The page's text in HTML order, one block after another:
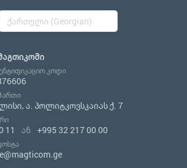
კოდი
ა. პოლიტკოვსკაიას ქ. 7
11 ან +995 32 217 00 00